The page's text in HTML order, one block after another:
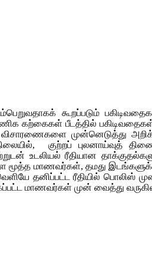
கூறப்படும்
கற்கைகள் பீடத்தில் பகிடிவதைகள்
முன்னெடுத்து
குற்றப் புலனாய்வுத்
உடலியல் ரீதியான
மூத்த மாணவர்கள், தமது
தனிப்பட்ட ரீதியில் பொலிஸ்
மாணவர்கள் முன் வைத்து